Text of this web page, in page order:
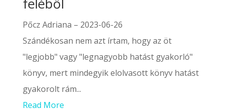
Pőcz Adriana – 2023-06-26
Szándékosan nem azt írtam, hogy az öt
"legjobb" vagy "legnagyobb hatást gyakorló"
könyv, mert mindegyik elolvasott könyv hatást
gyakorolt rám...
Read More